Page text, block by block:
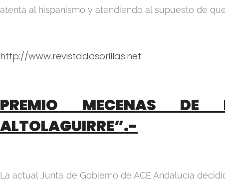
atenta al hispanismo y atendiendo al supuesto de
http://www.revistadosorillas.net
PREMIO MECENAS DE
ALTOLAGUIRRE”.-
La actual Junta de Gobierno de ACE Andalucía